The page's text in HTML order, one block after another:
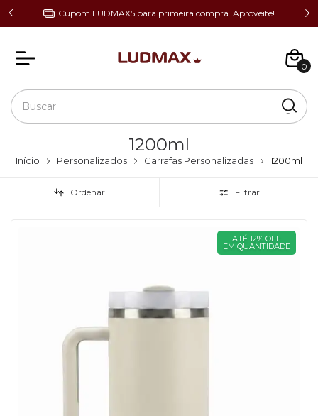
R$ Cupom LUDMAX5 para primeira compra. Aproveite!
0
1200ml
Início Personalizados Garrafas Personalizadas 1200ml
Ordenar Filtrar
ATÉ 12% OFF
EM QUANTIDADE